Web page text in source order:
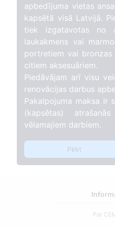
apbedījuma vietas
kapsētā visā Latvijā.
tiek izgatavotas no
laukakmens vai
portretiem vai
citiem aksesuāriem.
Piedāvājam arī visu
renovācijas darbus
Pakalpojuma maksa ir
(kapsētas)
vēlamajiem darbiem.
Pirkt
Par